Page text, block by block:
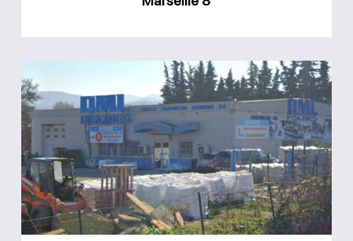
Magasin
DML
piscines
Bouc-
Bel-
Air